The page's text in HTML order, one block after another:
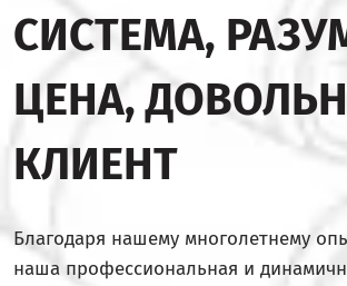
СИСТЕМА,
ЦЕНА,
КЛИЕНТ
Благодаря нашему многолетнему
наша профессиональная и